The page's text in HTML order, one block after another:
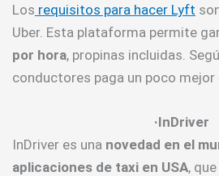
Los requisitos para hacer Lyft
Uber. Esta plataforma permite
por hora, propinas incluidas.
conductores paga un poco mejor
·InDriver
InDriver es una novedad en el
aplicaciones de taxi en USA,